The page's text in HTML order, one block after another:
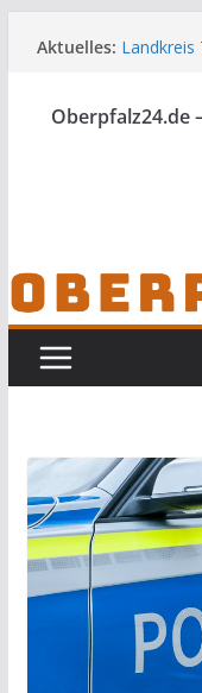
Inhalt
Aktuelles: Landkreis
Deutsch-
Gast im
Vater
Oberpfalz24.de